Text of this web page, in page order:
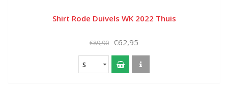
Shirt Rode Duivels WK 2022 Thuis
€89,90 €62,95
S